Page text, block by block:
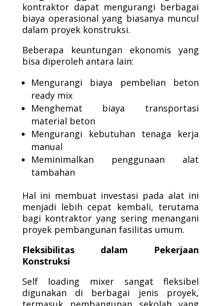
kontraktor dapat mengurangi berbagai
biaya operasional yang biasanya muncul
dalam proyek konstruksi.
Beberapa keuntungan ekonomis yang
bisa diperoleh antara lain:
Mengurangi biaya pembelian beton
ready mix
Menghemat biaya transportasi
material beton
Mengurangi kebutuhan tenaga kerja
manual
Meminimalkan penggunaan alat
tambahan
Hal ini membuat investasi pada alat ini
menjadi lebih cepat kembali, terutama
bagi kontraktor yang sering menangani
proyek pembangunan fasilitas umum.
Fleksibilitas dalam Pekerjaan
Konstruksi
Self loading mixer sangat fleksibel
digunakan di berbagai jenis proyek,